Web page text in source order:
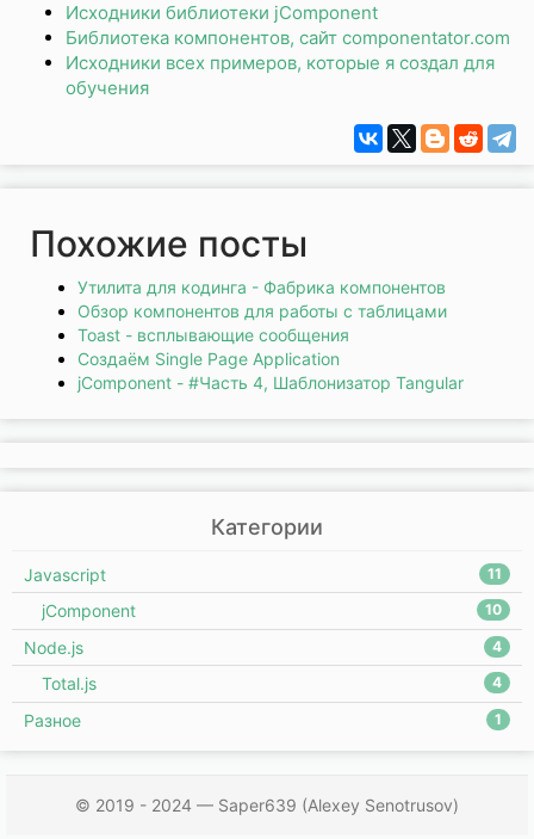
Исходники библиотеки jComponent
Библиотека компонентов, сайт componentator.com
Исходники всех примеров, которые я создал для
обучения
Похожие посты
Утилита для кодинга - Фабрика компонентов
Обзор компонентов для работы с таблицами
Toast - всплывающие сообщения
Создаём Single Page Application
jComponent - #Часть 4, Шаблонизатор Tangular
Категории
Javascript 11
jComponent 10
Node.js 4
Total.js 4
Разное 1
© 2019 - 2024 — Saper639 (Alexey Senotrusov)